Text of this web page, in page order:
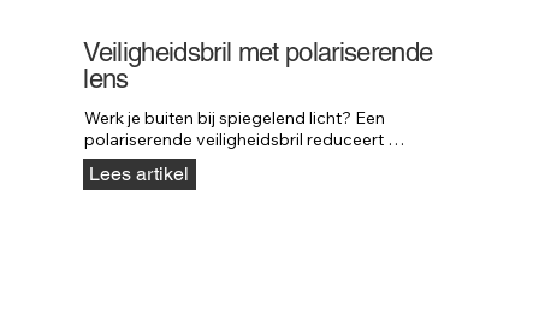
Veiligheidsbril met polariserende
lens
Werk je buiten bij spiegelend licht? Een
polariserende veiligheidsbril reduceert
schittering en verbetert contrast en comfort.
Lees artikel